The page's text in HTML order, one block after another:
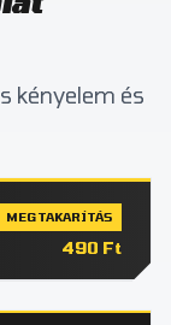
kényelem és
MEGTAKARÍTÁS
490 Ft